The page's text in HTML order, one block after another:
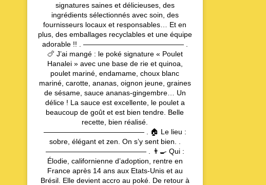
signatures saines et délicieuses, des
ingrédients sélectionnés avec soin, des
fournisseurs locaux et responsables… Et en
plus, des emballages recyclables et une équipe
adorable !! . —————————————— .
🍗 J’ai mangé : le poké signature « Poulet
Hanalei » avec une base de rie et quinoa,
poulet mariné, endamame, choux blanc
mariné, carotte, ananas, oignon jeune, graines
de sésame, sauce ananas-gingembre… Un
délice ! La sauce est excellente, le poulet a
beaucoup de goût et est bien tendre. Belle
recette, bien réalisé.
—————————————— . 🏠 Le lieu :
sobre, élégant et zen. On s’y sent bien. .
—————————————— . 👨‍🍳 Qui :
Élodie, californienne d’adoption, rentre en
France après 14 ans aux Etats-Unis et au
Brésil. Elle devient accro au poké. De retour à